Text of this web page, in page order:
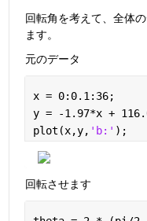
回転角を考えて、全体
ます。
元のデータ
x = 0:0.1:36;
y = -1.97*x +
plot(x,y, 'b:' );
回転させます